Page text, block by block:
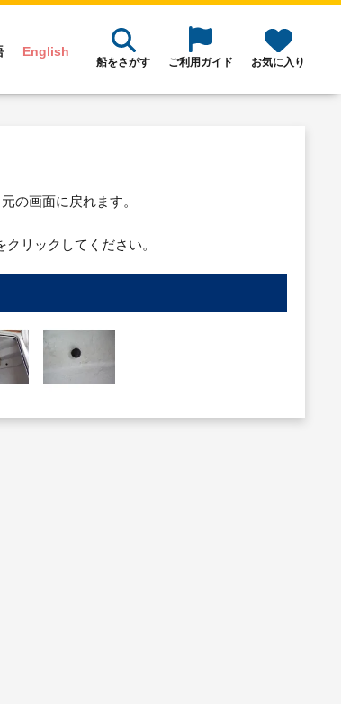
English
船をさがす ご利用ガイド お気に入り
の画面に戻れます。
クリックしてください。